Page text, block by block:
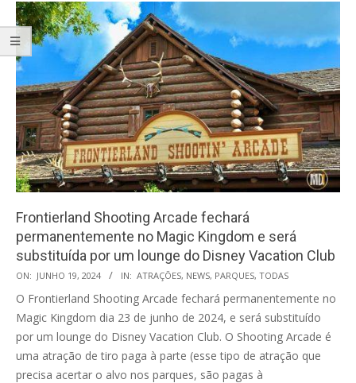
Frontierland Shooting Arcade fechará
permanentemente no Magic Kingdom e será
substituída por um lounge do Disney Vacation Club
2024-
06-
19
ON: JUNHO 19, 2024 IN: ATRAÇÕES, NEWS, PARQUES, TODAS
O Frontierland Shooting Arcade fechará permanentemente no
Magic Kingdom dia 23 de junho de 2024, e será substituído
por um lounge do Disney Vacation Club. O Shooting Arcade é
uma atração de tiro paga à parte (esse tipo de atração que
precisa acertar o alvo nos parques, são pagas à